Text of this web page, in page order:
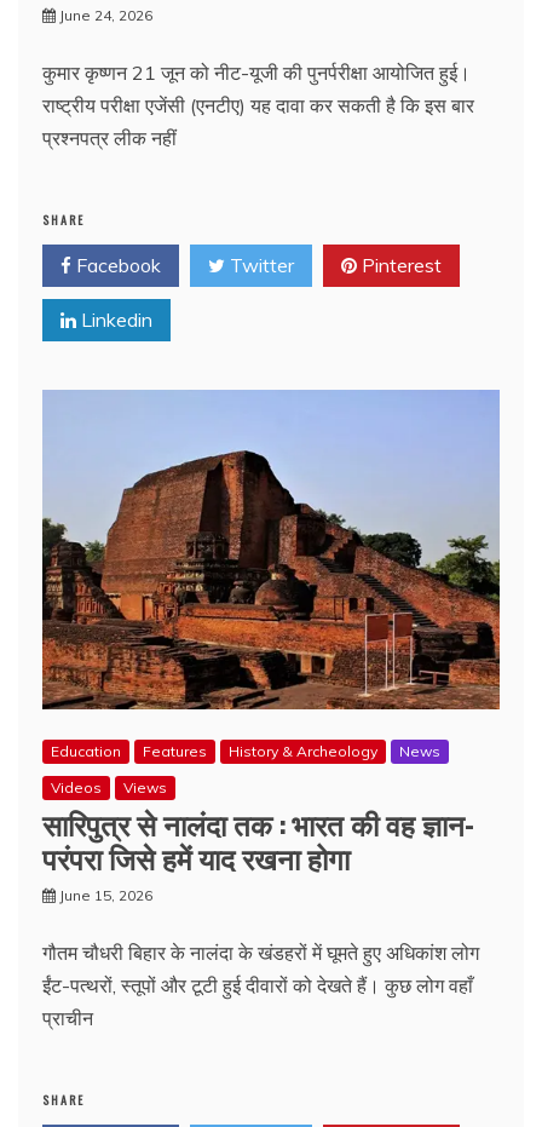
June 24, 2026
कुमार कृष्णन 21 जून को नीट-यूजी की पुनर्परीक्षा आयोजित हुई।
राष्ट्रीय परीक्षा एजेंसी (एनटीए) यह दावा कर सकती है कि इस बार
प्रश्नपत्र लीक नहीं
SHARE
Facebook Twitter Pinterest
Linkedin
Education Features History & Archeology
News
Videos
Views
सारिपुत्र से नालंदा तक : भारत की वह ज्ञान-
परंपरा जिसे हमें याद रखना होगा
June 15, 2026
गौतम चौधरी बिहार के नालंदा के खंडहरों में घूमते हुए अधिकांश लोग
ईंट-पत्थरों, स्तूपों और टूटी हुई दीवारों को देखते हैं। कुछ लोग वहाँ
प्राचीन
SHARE